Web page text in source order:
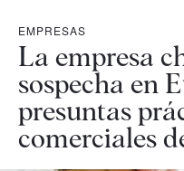
EMPRESAS
La empresa
sospecha en
presuntas
comerciales